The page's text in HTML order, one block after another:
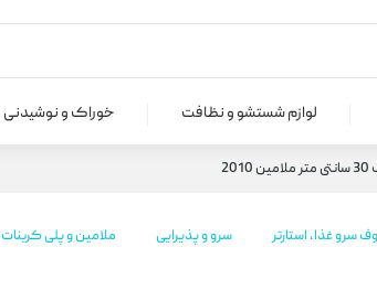
لوازم شستشو و نظافت خوراک و نوشیدنی
سرو غذا، استارتر سرو و پذیرایی ملامین و پلی کربنات